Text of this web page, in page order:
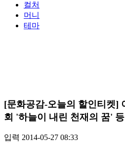
컬처
머니
테마
[문화공감-오늘의 할인티켓]
회 '하늘이 내린 천재의 꿈' 등
입력 2014-05-27 08:33